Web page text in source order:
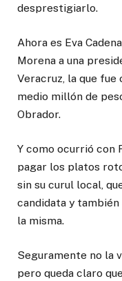
desprestigiarlo.
Ahora es Eva
Morena a una
Veracruz, la que fue
medio millón de
Obrador.
Y como ocurrió con
pagar los platos
sin su curul local,
candidata y también
la misma.
Seguramente no la
pero queda claro